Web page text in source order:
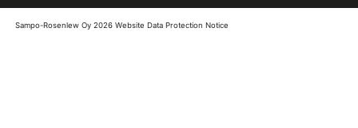
Sampo-Rosenlew Oy 2026 Website Data Protection Notice